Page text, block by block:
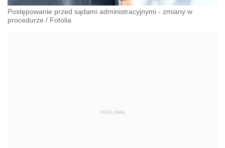
Postępowanie przed sądami administracyjnymi - zmiany w
procedurze / Fotolia